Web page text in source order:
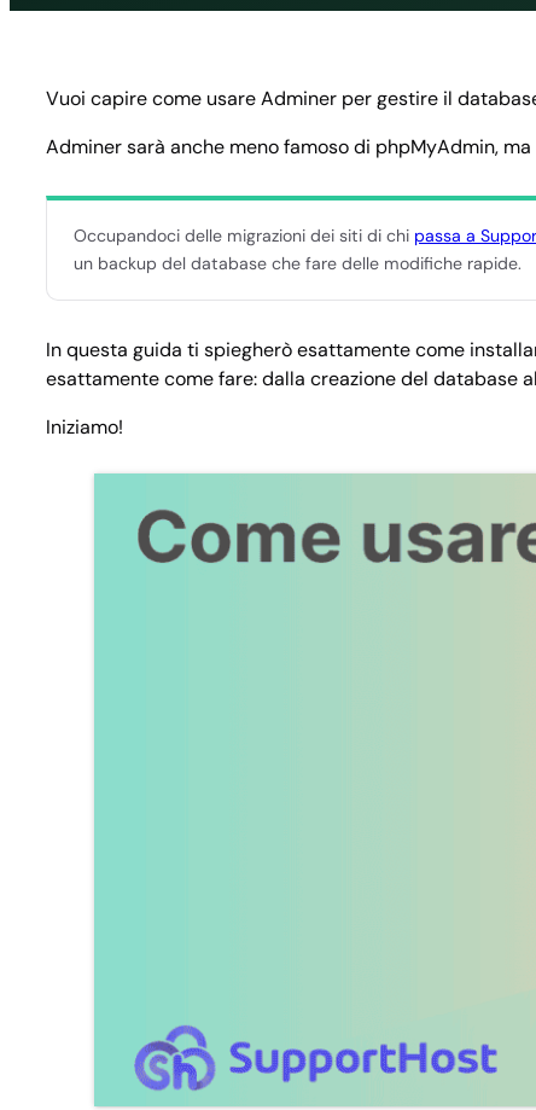
Vuoi capire come usare Adminer per gestire il
Adminer sarà anche meno famoso di phpMyAdmin,
Occupandoci delle migrazioni dei siti di chi passa a
un backup del database che fare delle modifiche rapide.
In questa guida ti spiegherò esattamente come
esattamente come fare: dalla creazione del database
Iniziamo!